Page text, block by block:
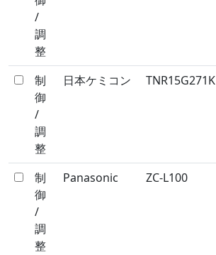
/
調
整
制
御
/
調
整
日本ケミコン TNR15G271K
制
御
/
調
整
Panasonic ZC-L100